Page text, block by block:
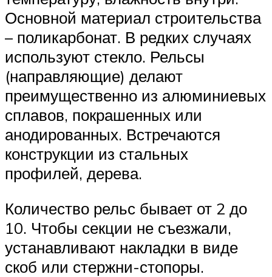
Основной материал строительства
– поликарбонат. В редких случаях
используют стекло. Рельсы
(направляющие) делают
преимущественно из алюминиевых
сплавов, покрашенных или
анодированных. Встречаются
конструкции из стальных
профилей, дерева.
Количество рельс бывает от 2 до
10. Чтобы секции не съезжали,
устанавливают накладки в виде
скоб или стержни-стопоры.